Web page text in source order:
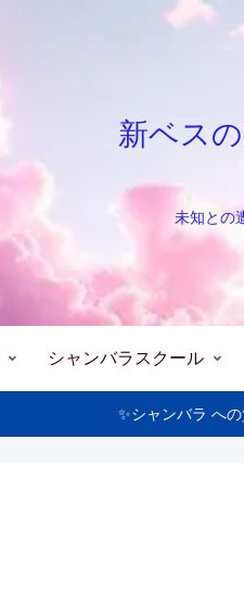
新ベス
未知との
シャンバラスクール
✨シャンバラ へ